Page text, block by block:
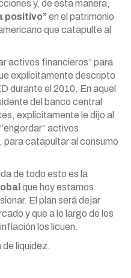
y, de esta manera,
positivo”en el patrimonio
que catapulte al
activos financieros” para
explícitamente descripto
durante el 2010. En aquel
del banco central
explícitamente le dijo al
activos
catapultar al consumo
de todo esto es la
que hoy estamos
El plan será dejar
y que a lo largo de los
los licuen.
de liquidez.